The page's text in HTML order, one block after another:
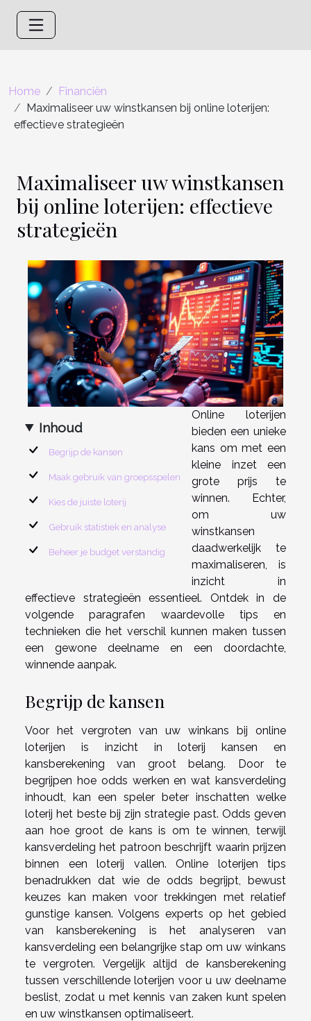
Home
Financiën
Maximaliseer uw winstkansen bij online loterijen:
effectieve strategieën
Maximaliseer uw winstkansen
bij online loterijen: effectieve
strategieën
Inhoud
Begrijp de kansen
Maak gebruik van groepsspelen
Kies de juiste loterij
Gebruik statistiek en analyse
Beheer je budget verstandig
Online loterijen
bieden een unieke
kans om met een
kleine inzet een
grote prijs te
winnen. Echter,
om uw
winstkansen
daadwerkelijk te
maximaliseren, is
inzicht in
effectieve strategieën essentieel. Ontdek in de
volgende paragrafen waardevolle tips en
technieken die het verschil kunnen maken tussen
een gewone deelname en een doordachte,
winnende aanpak.
Begrijp de kansen
Voor het vergroten van uw winkans bij online
loterijen is inzicht in loterij kansen en
kansberekening van groot belang. Door te
begrijpen hoe odds werken en wat kansverdeling
inhoudt, kan een speler beter inschatten welke
loterij het beste bij zijn strategie past. Odds geven
aan hoe groot de kans is om te winnen, terwijl
kansverdeling het patroon beschrijft waarin prijzen
binnen een loterij vallen. Online loterijen tips
benadrukken dat wie de odds begrijpt, bewust
keuzes kan maken voor trekkingen met relatief
gunstige kansen. Volgens experts op het gebied
van kansberekening is het analyseren van
kansverdeling een belangrijke stap om uw winkans
te vergroten. Vergelijk altijd de kansberekening
tussen verschillende loterijen voor u uw deelname
beslist, zodat u met kennis van zaken kunt spelen
en uw winstkansen optimaliseert.